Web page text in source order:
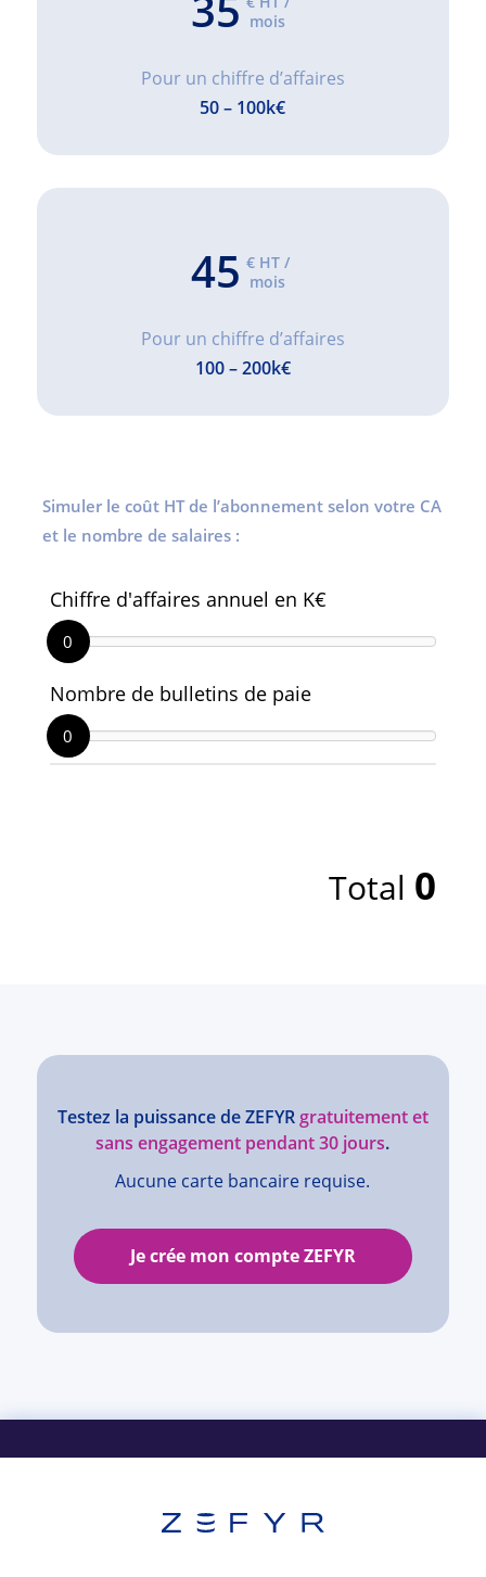
mois
Pour un chiffre d’affaires
50 – 100k€
45 € HT /
mois
Pour un chiffre d’affaires
100 – 200k€
Simuler le coût HT de l’abonnement selon votre CA
et le nombre de salaires :
Chiffre d'affaires annuel en K€
0
Nombre de bulletins de paie
0
Total 0
Testez la puissance de ZEFYRgratuitement et
sans engagement pendant 30 jours.
Aucune carte bancaire requise.
Je crée mon compte ZEFYR